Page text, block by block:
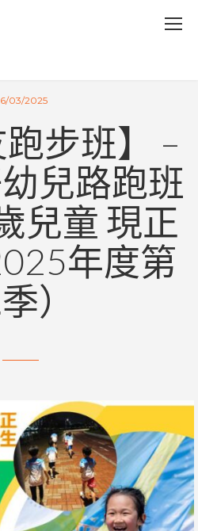
03/2025
跑步班】 –
兒路跑班
兒童 現正
年度第
）